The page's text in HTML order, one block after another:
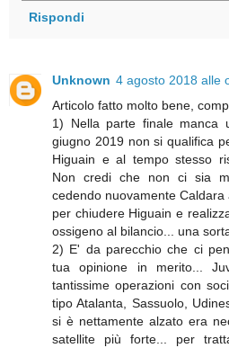
Rispondi
Unknown 4 agosto 2018 alle
Articolo fatto molto bene,
1) Nella parte finale manca
giugno 2019 non si qualifica
Higuain e al tempo stesso
Non credi che non ci sia
cedendo nuovamente
per chiudere Higuain e
ossigeno al bilancio... una
2) E' da parecchio che ci
tua opinione in merito...
tantissime operazioni con
tipo Atalanta, Sassuolo,
si è nettamente alzato era
satellite più forte... per